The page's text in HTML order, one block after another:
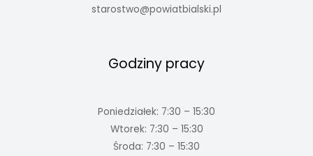
starostwo@powiatbialski.pl
Godziny pracy
Poniedziałek: 7:30 – 15:30
Wtorek: 7:30 – 15:30
Środa: 7:30 – 15:30